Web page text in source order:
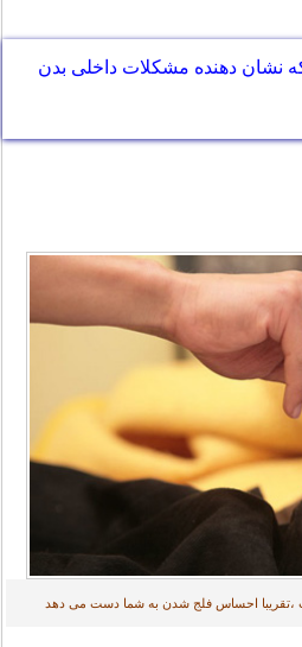
که نشان دهنده مشکلات داخلی بدن
،تقریبا احساس فلج شدن به شما دست می دهد